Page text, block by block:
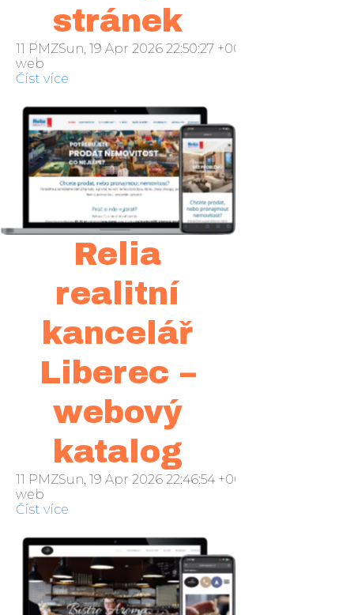
stránek
11 PMZSun, 19 Apr 2026 22:50:27 +000050neděle 2016
web
Číst více
Relia
realitní
kancelář
Liberec –
webový
katalog
11 PMZSun, 19 Apr 2026 22:46:54 +000046neděle 2016
web
Číst více